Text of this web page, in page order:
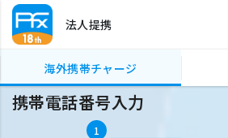
法人提携
海外携帯チャージ
海外携帯チャージ 携帯電話番号入力
携帯電話番号入力
1